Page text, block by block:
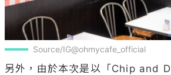
Source/IG@ohmycafe_official
另外，由於本次是以「Chip and